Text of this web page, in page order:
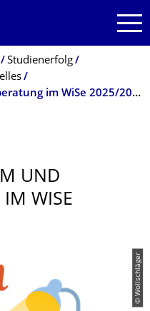
Studienerfolg
Start Schreibraum und Schreibberatung im WiSe 2025/2026
UND
IM WISE
© Wollschläger